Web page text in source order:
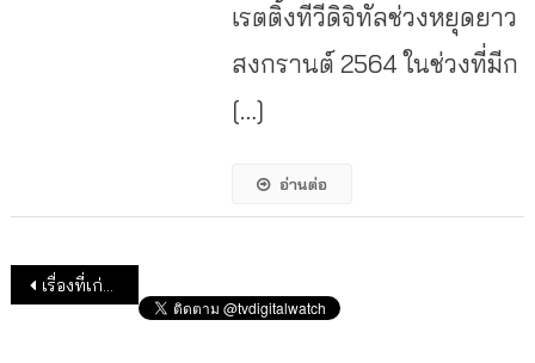
เรตติ้งทีวีดิจิทัลช่วงหยุดยาว
สงกรานต์ 2564 ในช่วงที่มีก
[…]
อ่านต่อ
แนะแนวเรื่อง
เรื่องที่เก่ากว่า